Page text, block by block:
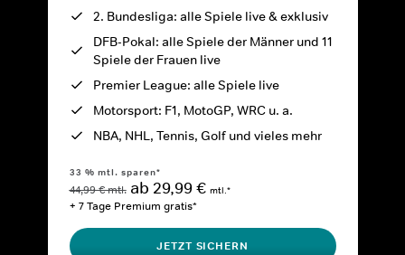
2. Bundesliga: alle Spiele live & exklusiv
DFB-Pokal: alle Spiele der Männer und 11
Spiele der Frauen live
Premier League: alle Spiele live
Motorsport: F1, MotoGP, WRC u. a.
NBA, NHL, Tennis, Golf und vieles mehr
33 % mtl. sparen*
44,99 € mtl. ab 29,99 € mtl.*
+ 7 Tage Premium gratis*
JETZT SICHERN